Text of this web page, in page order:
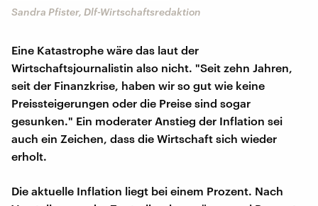
Sandra Pfister, Dlf-Wirtschaftsredaktion
Eine Katastrophe wäre das laut der
Wirtschaftsjournalistin also nicht. "Seit zehn Jahren,
seit der Finanzkrise, haben wir so gut wie keine
Preissteigerungen oder die Preise sind sogar
gesunken." Ein moderater Anstieg der Inflation sei
auch ein Zeichen, dass die Wirtschaft sich wieder
erholt.
Die aktuelle Inflation liegt bei einem Prozent. Nach